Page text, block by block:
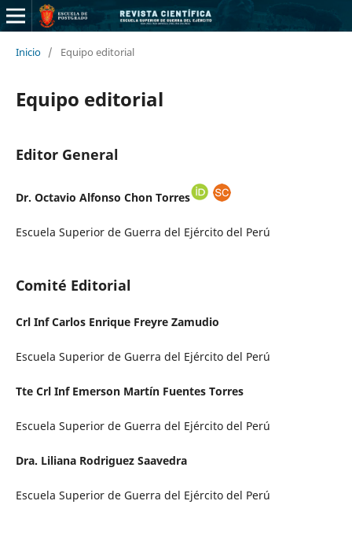
Inicio / Equipo editorial
Equipo editorial
Editor General
Dr. Octavio Alfonso Chon Torres
Escuela Superior de Guerra del Ejército del Perú
Comité Editorial
Crl Inf Carlos Enrique Freyre Zamudio
Escuela Superior de Guerra del Ejército del Perú
Tte Crl Inf Emerson Martín Fuentes Torres
Escuela Superior de Guerra del Ejército del Perú
Dra. Liliana Rodriguez Saavedra
Escuela Superior de Guerra del Ejército del Perú